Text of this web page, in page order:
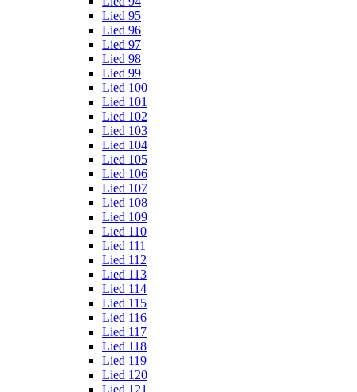
Lied 95
Lied 96
Lied 97
Lied 98
Lied 99
Lied 100
Lied 101
Lied 102
Lied 103
Lied 104
Lied 105
Lied 106
Lied 107
Lied 108
Lied 109
Lied 110
Lied 111
Lied 112
Lied 113
Lied 114
Lied 115
Lied 116
Lied 117
Lied 118
Lied 119
Lied 120
Lied 121